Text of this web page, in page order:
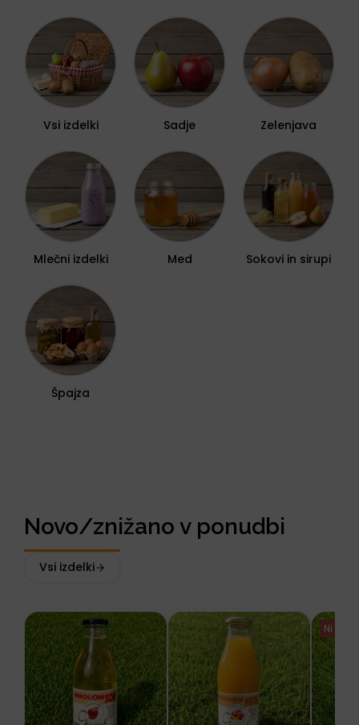
Vsi izdelki Sadje Zelenjava
Mlečni izdelki Med Sokovi in sirupi
Špajza
Novo/znižano v ponudbi
Vsi izdelki
Ni na